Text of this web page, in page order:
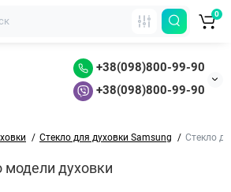
+38(098)800-99-90
+38(098)800-99-90
0
Стекло для духовки Samsung Стекло
модели духовки